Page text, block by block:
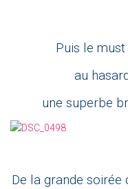
Puis le
au
une superbe
De la grande soirée